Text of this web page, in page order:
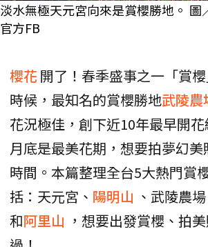
淡水無極天元宮向來是賞櫻勝地。 圖
官方FB
櫻花 開了！春季盛事之一「賞
時候，最知名的賞櫻勝地武陵農
花況極佳，創下近10年最早開
月底是最美花期，想要拍夢幻
時間。本篇整理全台5大熱門賞
括：天元宮、 陽明山 、武陵農場
和阿里山 ，想要出發賞櫻、拍